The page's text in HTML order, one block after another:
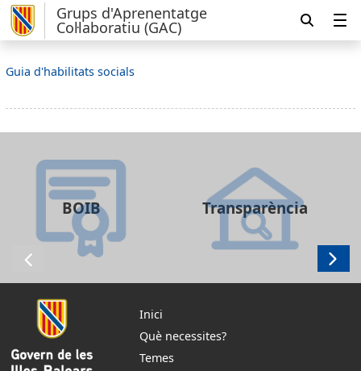
Grups d'Aprenentatge
Col·laboratiu (GAC)
Guia d'habilitats socials
BOIB Transparència
Inici
Què necessites?
Temes